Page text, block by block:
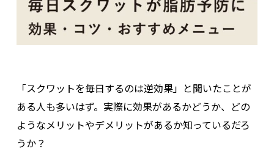
「スクワットを毎日するのは逆効果」と聞いたことが
ある人も多いはず。実際に効果があるかどうか、どの
ようなメリットやデメリットがあるか知っているだろ
うか？